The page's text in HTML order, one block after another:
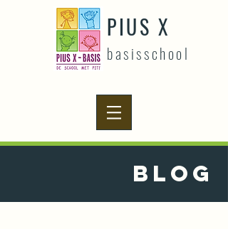
PIUS X
basisschool
BLOG